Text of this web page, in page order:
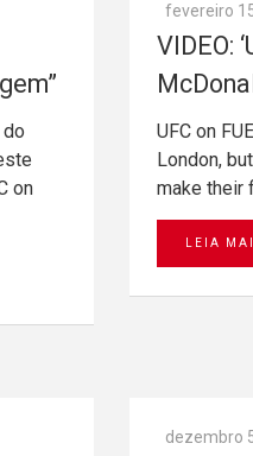
on
fevereiro
VIDEO:
UFC on
London,
make their
LEIA
dezembro